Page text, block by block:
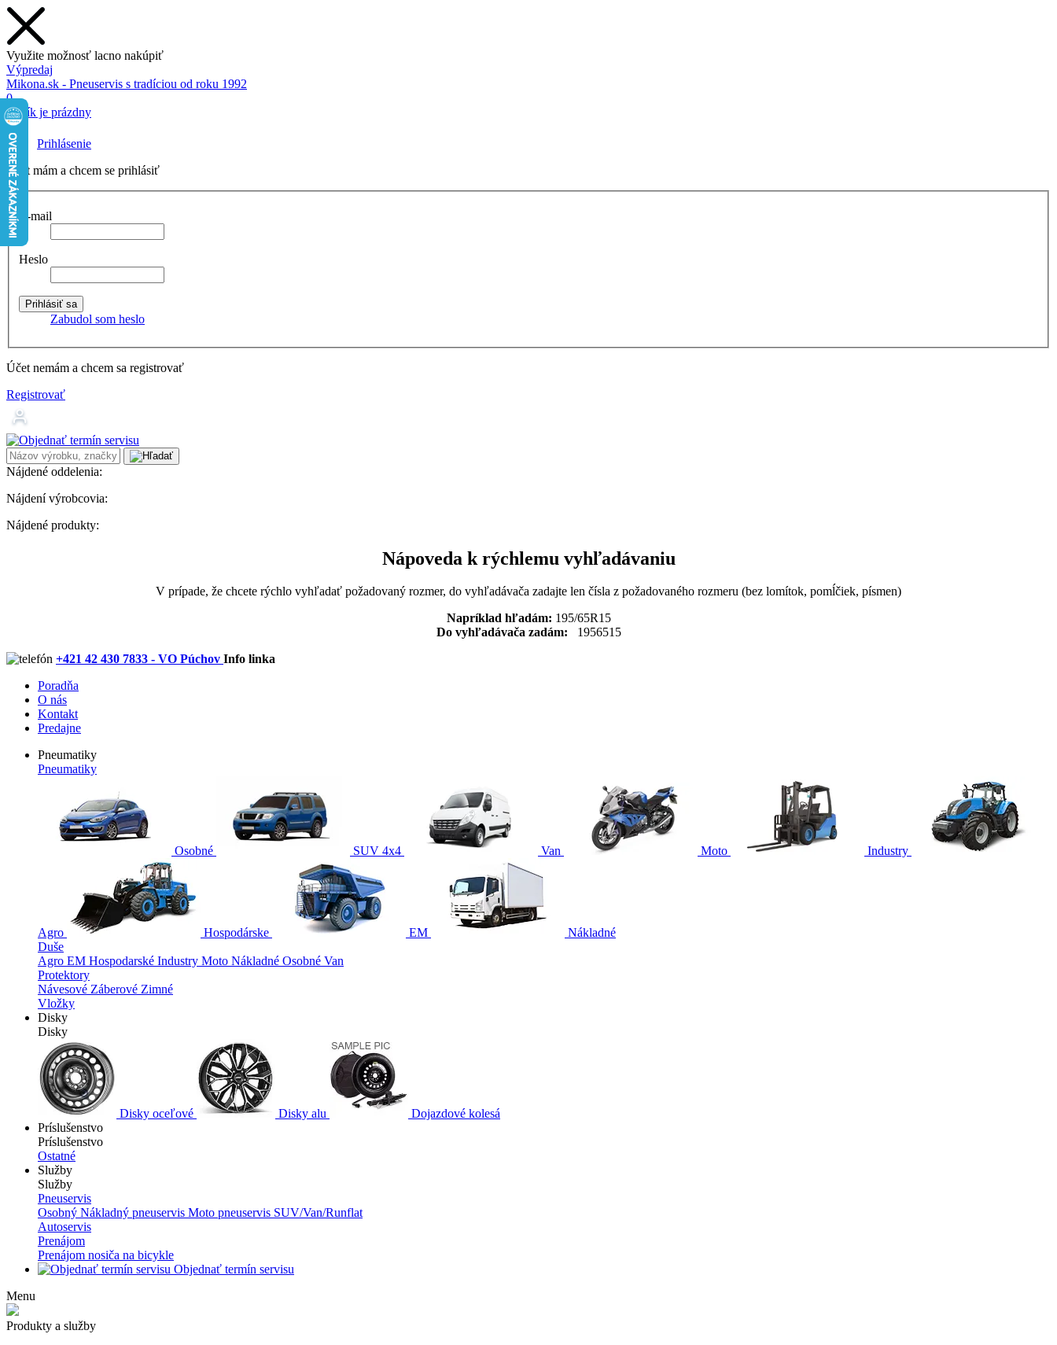
Využite možnosť lacno nakúpiť
Výpredaj
Mikona.sk - Pneuservis s tradíciou od roku 1992
0
Košík je prázdny
Prihlásenie
Účet mám a chcem se prihlásiť
E-mail
Heslo
Zabudol som heslo
Účet nemám a chcem sa registrovať
Registrovať
Nájdené oddelenia:
Nájdení výrobcovia:
Nájdené produkty:
Nápoveda k rýchlemu vyhľadávaniu
V prípade, že chcete rýchlo vyhľadať požadovaný rozmer, do vyhľadávača zadajte len čísla z požadovaného rozmeru (bez lomítok, pomĺčiek, písmen)
Napríklad hľadám: 195/65R15
Do vyhľadávača zadám: 1956515
+421 42 430 7833 - VO Púchov Info linka
Poradňa
O nás
Kontakt
Predajne
Pneumatiky
Pneumatiky
Osobné SUV 4x4 Van Moto Industry
Agro Hospodárske EM
Nákladné
Duše
Agro EM Hospodarské Industry Moto Nákladné Osobné Van
Protektory
Návesové Záberové Zimné
Vložky
Disky
Disky
Disky oceľové Disky alu
Dojazdové kolesá
Príslušenstvo
Príslušenstvo
Ostatné
Služby
Služby
Pneuservis
Osobný Nákladný pneuservis Moto pneuservis SUV/Van/Runflat
Autoservis
Prenájom
Prenájom nosiča na bicykle
Objednať termín servisu
Menu
Produkty a služby